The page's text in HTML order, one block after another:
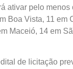
ativar pelo menos
Boa Vista, 11 em
Maceió, 14 em
de licitação